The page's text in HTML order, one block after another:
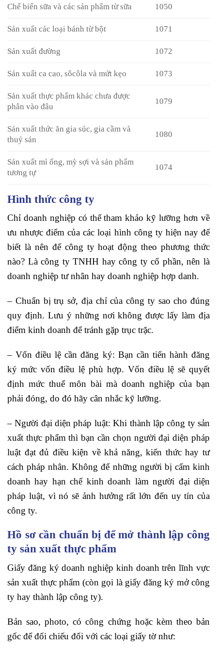
Chế biến sữa và các sản phẩm từ sữa 1050
Sản xuất các loại bánh từ bột 1071
Sản xuất đường 1072
Sản xuất ca cao, sôcôla và mứt kẹo 1073
Sản xuất thực phẩm khác chưa được
phân vào đâu
1079
Sản xuất thức ăn gia súc, gia cầm và
thuỷ sản
1080
Sản xuất mì ống, mỳ sợi và sản phẩm
tương tự
1074
Hình thức công ty
Chỉ doanh nghiệp có thể tham khảo kỹ lưỡng hơn về
ưu nhược điểm của các loại hình công ty hiện nay để
biết là nên để công ty hoạt động theo phương thức
nào? Là công ty TNHH hay công ty cổ phần, nên là
doanh nghiệp tư nhân hay doanh nghiệp hợp danh.
– Chuẩn bị trụ sở, địa chỉ của công ty sao cho đúng
quy định. Lưu ý những nơi không được lấy làm địa
điểm kinh doanh để tránh gặp trục trặc.
– Vốn điều lệ cần đăng ký: Bạn cần tiến hành đăng
ký mức vốn điều lệ phù hợp. Vốn điều lệ sẽ quyết
định mức thuế môn bài mà doanh nghiệp của bạn
phải đóng, do đó hãy cân nhắc kỹ lưỡng.
– Người đại diện pháp luật: Khi thành lập công ty sản
xuất thực phẩm thì bạn cần chọn người đại diện pháp
luật đạt đủ điều kiện về khả năng, kiến thức hay tư
cách pháp nhân. Không để những người bị cấm kinh
doanh hay hạn chế kinh doanh làm người đại diện
pháp luật, vì nó sẽ ảnh hưởng rất lớn đến uy tín của
công ty.
Hồ sơ cần chuẩn bị để mở thành lập công
ty sản xuất thực phẩm
Giấy đăng ký doanh nghiệp kinh doanh trên lĩnh vực
sản xuất thực phẩm (còn gọi là giấy đăng ký mở công
ty hay thành lập công ty).
Bản sao, photo, có công chứng hoặc kèm theo bản
gốc để đối chiếu đối với các loại giấy tờ như: